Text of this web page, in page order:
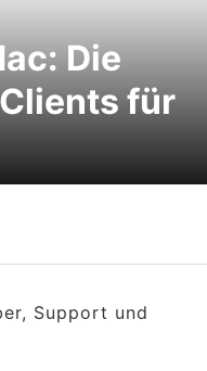
Die
für
Support und